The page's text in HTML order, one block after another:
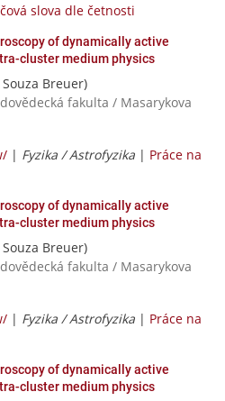
slova dle četnosti
of dynamically active
cluster medium physics
Breuer)
fakulta / Masarykova
| Fyzika / Astrofyzika | Práce na
of dynamically active
cluster medium physics
Breuer)
fakulta / Masarykova
| Fyzika / Astrofyzika | Práce na
of dynamically active
cluster medium physics